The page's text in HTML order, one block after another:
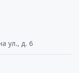
ул., д. 6